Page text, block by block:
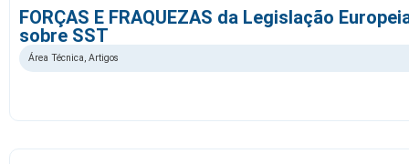
FORÇAS E FRAQUEZAS da Legislação
sobre SST
Área Técnica, Artigos